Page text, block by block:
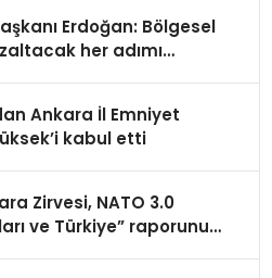
Erdoğan: Bölgesel
her adımı
Ankara İl Emniyet
kabul etti
Zirvesi, NATO 3.0
ve Türkiye” raporunu